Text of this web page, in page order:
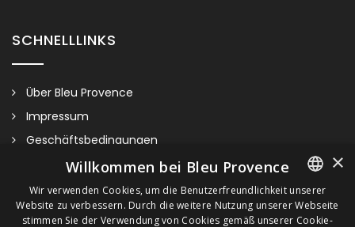
SCHNELLLINKS
Über Bleu Provence
Impressum
Geschäftsbedingungen
Kontaktieren Sie uns
Besuchen Sie unseren Showroom
Plan du site
FRENCH
×
Willkommen bei Bleu Provence
Wir verwenden Cookies, um die Benutzerfreundlichkeit unserer
Website zu verbessern. Durch die weitere Nutzung unserer Webseite
stimmen Sie der Verwendung von Cookies gemäß unserer Cookie-